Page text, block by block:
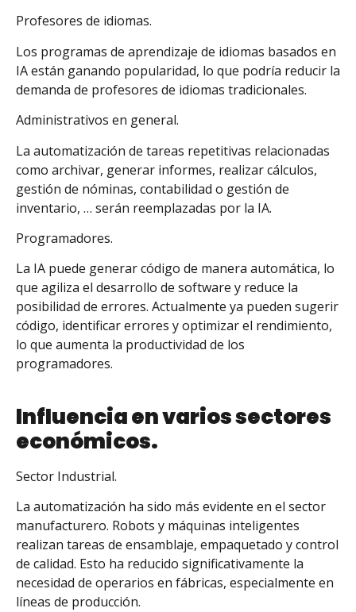
Profesores de idiomas.
Los programas de aprendizaje de idiomas basados en
IA están ganando popularidad, lo que podría reducir la
demanda de profesores de idiomas tradicionales.
Administrativos en general.
La automatización de tareas repetitivas relacionadas
como archivar, generar informes, realizar cálculos,
gestión de nóminas, contabilidad o gestión de
inventario, … serán reemplazadas por la IA.
Programadores.
La IA puede generar código de manera automática, lo
que agiliza el desarrollo de software y reduce la
posibilidad de errores. Actualmente ya pueden sugerir
código, identificar errores y optimizar el rendimiento,
lo que aumenta la productividad de los
programadores.
Influencia en varios sectores
económicos.
Sector Industrial.
La automatización ha sido más evidente en el sector
manufacturero. Robots y máquinas inteligentes
realizan tareas de ensamblaje, empaquetado y control
de calidad. Esto ha reducido significativamente la
necesidad de operarios en fábricas, especialmente en
líneas de producción.